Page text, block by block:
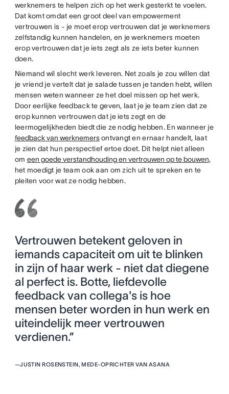
werknemers te helpen zich op het werk gesterkt te voelen.
Dat komt omdat een groot deel van empowerment
vertrouwen is - je moet erop vertrouwen dat je werknemers
zelfstandig kunnen handelen, en je werknemers moeten
erop vertrouwen dat je iets zegt als ze iets beter kunnen
doen.
Niemand wil slecht werk leveren. Net zoals je zou willen dat
je vriend je vertelt dat je salade tussen je tanden hebt, willen
mensen weten wanneer ze het doel missen op het werk.
Door eerlijke feedback te geven, laat je je team zien dat ze
erop kunnen vertrouwen dat je iets zegt en de
leermogelijkheden biedt die ze nodig hebben. En wanneer je
feedback van werknemersontvangt en ernaar handelt, laat
je zien dat hun perspectief ertoe doet. Dit helpt niet alleen
om een goede verstandhouding en vertrouwen op te bouwen,
het moedigt je team ook aan om zich uit te spreken en te
pleiten voor wat ze nodig hebben.
Vertrouwen betekent geloven in
iemands capaciteit om uit te blinken
in zijn of haar werk - niet dat diegene
al perfect is. Botte, liefdevolle
feedback van collega's is hoe
mensen beter worden in hun werk en
uiteindelijk meer vertrouwen
verdienen.”
—JUSTIN ROSENSTEIN, MEDE-OPRICHTER VAN ASANA